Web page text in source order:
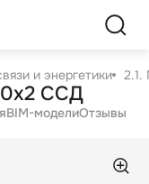
и энергетики 2.1.
ССД
BIM-моделиОтзывы